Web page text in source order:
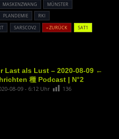
MASKENZWANG
MÜNSTER
PLANDEMIE
RKI
SARSCOV2 « ZURÜCK
SAT1
Last als Lust – 2020-08-09 ←
種 Podcast | N°2
08-09 - 6:12 Uhr 136